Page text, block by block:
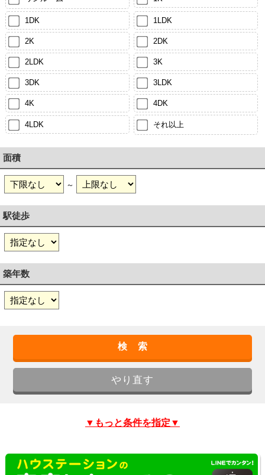
1DK 1LDK
2K 2DK
2LDK 3K
3DK 3LDK
4K 4DK
4LDK それ以上
面積
～
駅徒歩
築年数
▼もっと条件を指定▼